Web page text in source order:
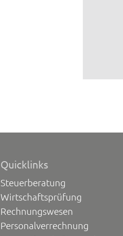
Quicklinks
Steuerberatung
Wirtschaftsprüfung
Rechnungswesen
Personalverrechnung